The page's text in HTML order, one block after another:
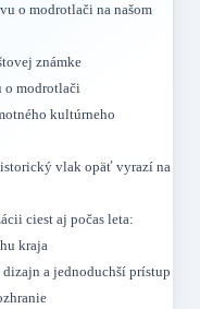
o modrotlači na našom
známke
o modrotlači
kultúrneho
vlak opäť vyrazí na
ciest aj počas leta:
kraja
a jednoduchší prístup